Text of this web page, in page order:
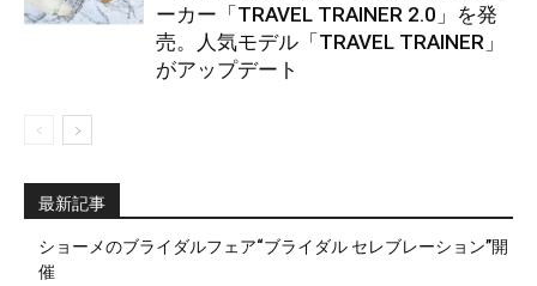
ーカー「TRAVEL TRAINER 2.0」を発
売。人気モデル「TRAVEL TRAINER」
がアップデート
最新記事
ショーメのブライダルフェア“ブライダル セレブレーション”開
催